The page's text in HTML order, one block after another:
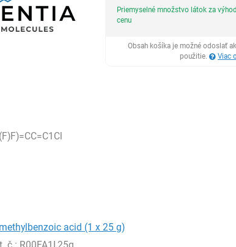
Priemyselné množstvo látok za
cenu
Obsah košíka je možné odoslať
použitie.
Viac
acid (1 x 25 g)